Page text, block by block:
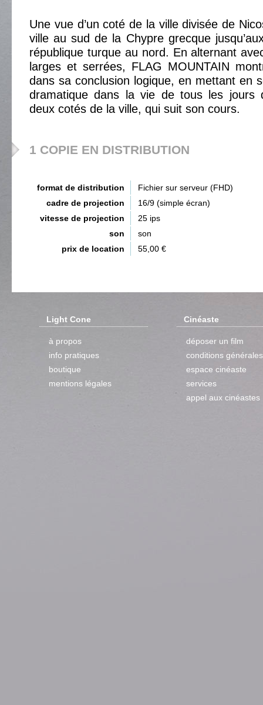
Une vue d’un coté de la ville divisée de
ville au sud de la Chypre grecque
république turque au nord. En alternant
larges et serrées, FLAG MOUNTAIN
dans sa conclusion logique, en mettant en
dramatique dans la vie de tous les jours
deux cotés de la ville, qui suit son cours.
1 COPIE EN DISTRIBUTION
format de distribution
Fichier sur serveur (FHD)
cadre de projection
16/9 (simple écran)
vitesse de projection
25 ips
son
son
prix de location
55,00 €
Light Cone
à propos
info pratiques
boutique
mentions légales
Cinéaste
déposer un film
conditions générales
espace cinéaste
services
appel aux cinéastes